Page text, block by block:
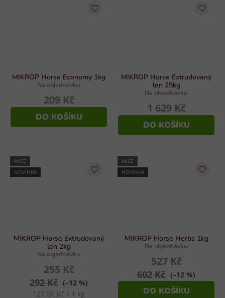
MIKROP Horse Economy 1kg
Na objednávku
209 Kč
DO KOŠÍKU
MIKROP Horse Extrudovaný
len 25kg
Na objednávku
1 629 Kč
DO KOŠÍKU
AKCE
NOVINKA
MIKROP Horse Extrudovaný
len 2kg
Na objednávku
255 Kč
292 Kč (–12 %)
Měrná
127,50 Kč / 1 kg
AKCE
NOVINKA
MIKROP Horse Herbs 1kg
Na objednávku
527 Kč
602 Kč (–12 %)
DO KOŠÍKU